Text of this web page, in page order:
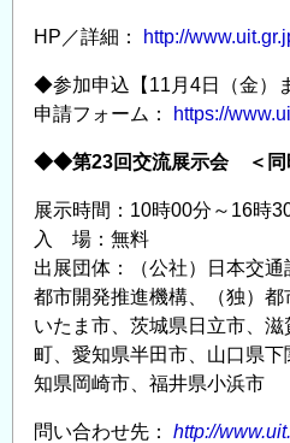
HP／詳細： http://
◆参加申込【11月4日（金）
申請フォーム：
https://
◆◆第23回交流展示会 ＜
展示時間：10時00分～16時
入 場：無料
出展団体：（公社）日本交
都市開発推進機構、（独）
いたま市、茨城県日立市、
町、愛知県半田市、山口県
知県岡崎市、福井県小浜市
問い合わせ先： http://